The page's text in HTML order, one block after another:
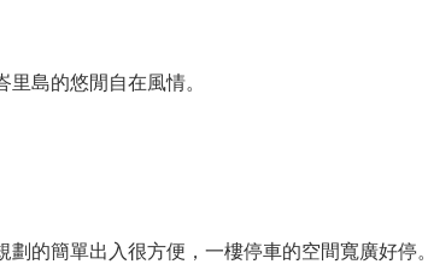
島的悠閒自在風情。
的簡單出入很方便，一樓停車的空間寬廣好停。